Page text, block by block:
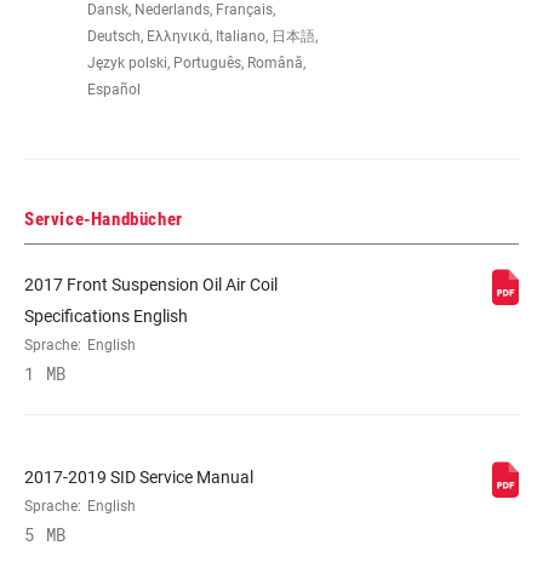
FEDERWEG (MM) 100mm
Black
E-BIKE-FREIGEGEBEN
ACHSE
Dansk, Nederlands, Français,
Deutsch, Ελληνικά, Italiano, 日本語,
Język polski, Português, Română,
Español
Service-Handbücher
2017 Front Suspension Oil Air Coil
Specifications English
Sprache: English
1 MB
2017-2019 SID Service Manual
Sprache: English
5 MB